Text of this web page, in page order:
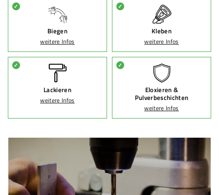
✓
Biegen
weitere Infos
✓
Kleben
weitere Infos
✓
Lackieren
weitere Infos
✓
Eloxieren &
Pulverbeschichten
weitere Infos